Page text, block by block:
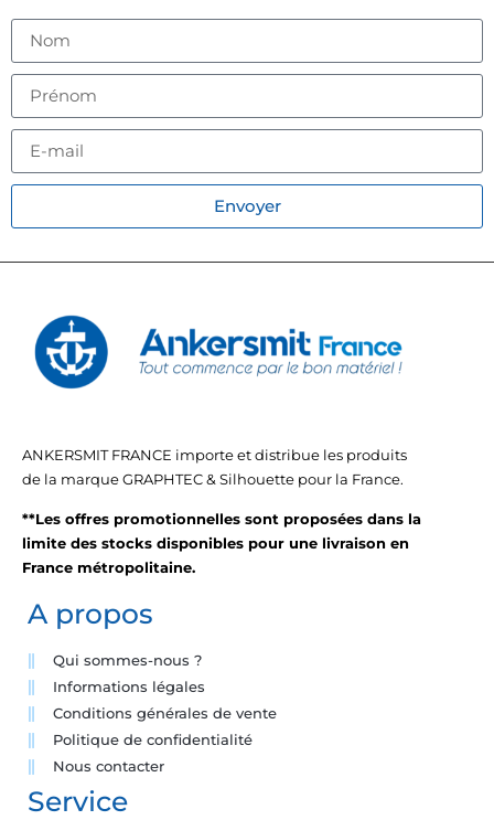
Envoyer
ANKERSMIT FRANCE importe et distribue les produits
de la marque GRAPHTEC & Silhouette pour la France.
**Les offres promotionnelles sont proposées dans la
limite des stocks disponibles pour une livraison en
France métropolitaine.
A propos
Qui sommes-nous ?
Informations légales
Conditions générales de vente
Politique de confidentialité
Nous contacter
Service